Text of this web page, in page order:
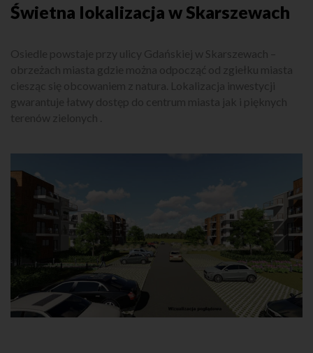
Świetna lokalizacja w Skarszewach
Osiedle powstaje przy ulicy Gdańskiej w Skarszewach –
obrzeżach miasta gdzie można odpocząć od zgiełku miasta
ciesząc się obcowaniem z natura. Lokalizacja inwestycji
gwarantuje łatwy dostęp do centrum miasta jak i pięknych
terenów zielonych .